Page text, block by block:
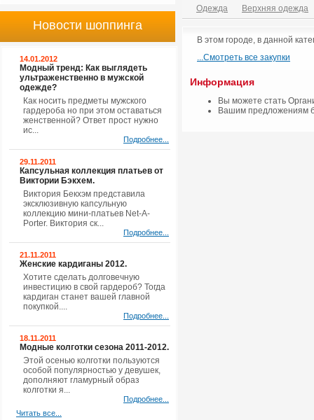
Одежда Верхняя одежда
В этом городе, в данной
...Смотреть все закупки
Информация
Вы можете стать
Вашим предложениям
Новости шоппинга
14.01.2012
Модный тренд: Как выглядеть
ультраженственно в мужской
одежде?
Как носить предметы мужского
гардероба но при этом оставаться
женственной? Ответ прост нужно
ис...
Подробнее...
29.11.2011
Капсульная коллекция платьев от
Виктории Бэкхем.
Виктория Бекхэм представила
эксклюзивную капсульную
коллекцию мини-платьев Net-A-
Porter. Виктория ск...
Подробнее...
21.11.2011
Женские кардиганы 2012.
Хотите сделать долговечную
инвестицию в свой гардероб? Тогда
кардиган станет вашей главной
покупкой....
Подробнее...
18.11.2011
Модные колготки сезона 2011-2012.
Этой осенью колготки пользуются
особой популярностью у девушек,
дополняют гламурный образ
колготки я...
Подробнее...
Читать все...